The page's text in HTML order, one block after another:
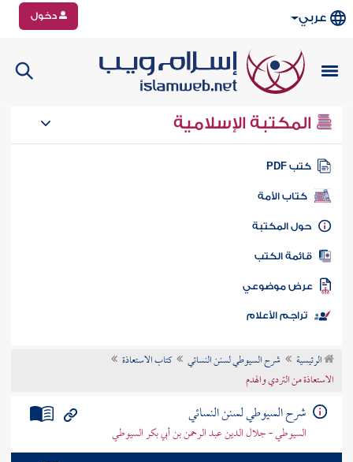
عربي دخول
المكتبة الإسلامية
كتب PDF
كتاب الأمة
المكتبة
الكتب
موضوعي
تراجم الأعلام
الرئيسية شرح السيوطي لسنن النسائي
كتاب الاستعاذة
الاستعاذة من التردي والهدم
شرح السيوطي لسنن النسائي
السيوطي - جلال الدين عبد الرحمن بن أبي بكر السيوطي